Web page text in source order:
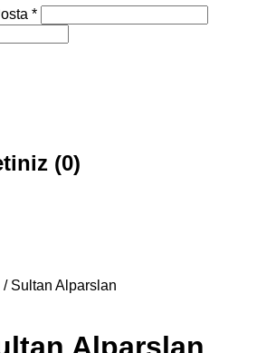
*
(0)
/ Sultan Alparslan